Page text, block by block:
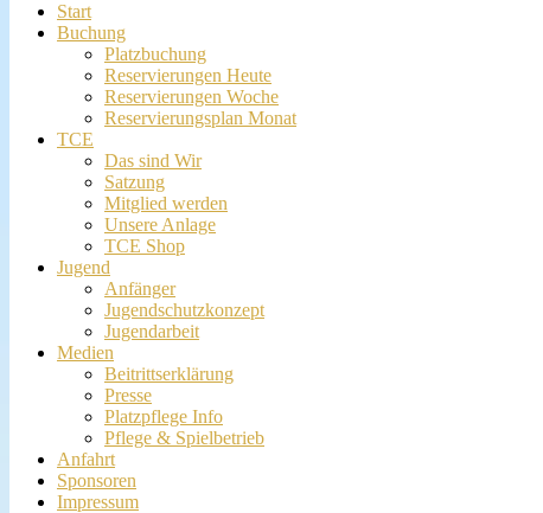
Start
Buchung
Platzbuchung
Reservierungen Heute
Reservierungen Woche
Reservierungsplan Monat
TCE
Das sind Wir
Satzung
Mitglied werden
Unsere Anlage
TCE Shop
Jugend
Anfänger
Jugendschutzkonzept
Jugendarbeit
Medien
Beitrittserklärung
Presse
Platzpflege Info
Pflege & Spielbetrieb
Anfahrt
Sponsoren
Impressum